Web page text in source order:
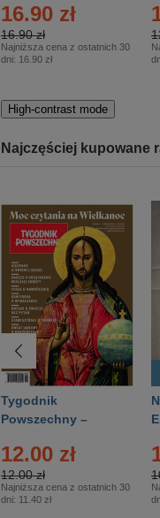
16.90 zł
16.90 zł
Najniższa cena z ostatnich 30
dni: 16.90 zł
High-contrast mode
Najczęściej kupowane
Tygodnik
Powszechny –
12.00 zł
12.00 zł
Najniższa cena z ostatnich 30
dni: 11.40 zł